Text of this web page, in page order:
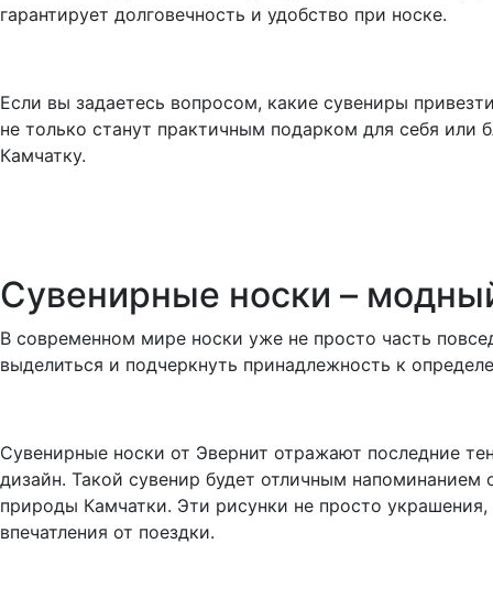
гарантирует долговечность и удобство при носке.
Если вы задаетесь вопросом, какие сувениры
не только станут практичным подарком для себя или
Камчатку.
Сувенирные носки –
В современном мире носки уже не просто часть
выделиться и подчеркнуть принадлежность к
Сувенирные носки от Эвернит отражают последние
дизайн. Такой сувенир будет отличным
природы Камчатки. Эти рисунки не просто
впечатления от поездки.